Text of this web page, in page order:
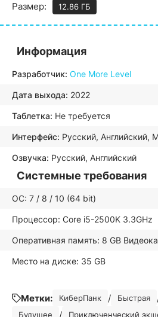
Размер:
12.86 ГБ
Информация
Разработчик: One More Level
Дата выхода: 2022
Таблетка: Не требуется
Интерфейс: Русский, Английский,
Озвучка: Русский, Английский
Системные требования
ОС: 7 / 8 / 10 (64 bit)
Процессор: Core i5-2500K 3.3GHz
Оперативная память: 8 GB
Место на диске: 35 GB
Метки: КиберПанк / Быстрая
Будущее / Приключенческий